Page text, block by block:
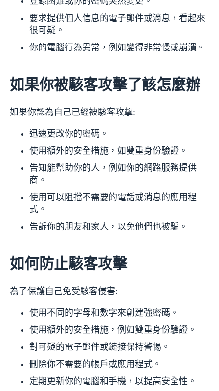
要求提供個人信息的電子郵件或消息，看起來
很可疑。
你的電腦行為異常，例如變得非常慢或崩潰。
如果你被駭客攻擊了該怎麼辦
如果你認為自己已經被駭客攻擊:
迅速更改你的密碼。
使用額外的安全措施，如雙重身份驗證。
告知能幫助你的人，例如你的網路服務提供
商。
使用可以阻擋不需要的電話或消息的應用程
式。
告訴你的朋友和家人，以免他們也被騙。
如何防止駭客攻擊
為了保護自己免受駭客侵害:
使用不同的字母和數字來創建強密碼。
使用額外的安全措施，例如雙重身份驗證。
對可疑的電子郵件或鏈接保持警惕。
刪除你不需要的帳戶或應用程式。
定期更新你的電腦和手機，以提高安全性。